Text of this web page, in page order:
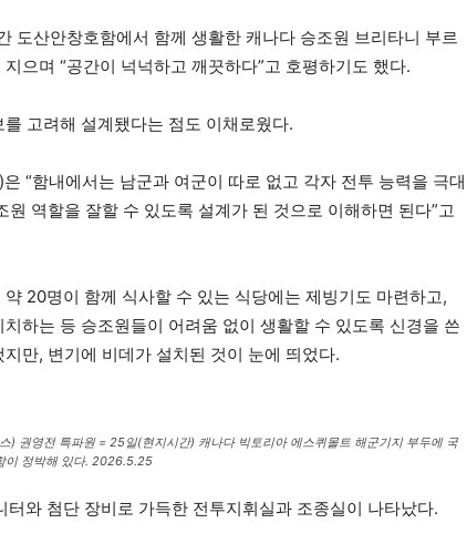
도산안창호함에서 함께 생활한 캐나다 승조원 브리타니 부르
으며 “공간이 넉넉하고 깨끗하다”고 호평하기도 했다.
고려해 설계됐다는 점도 이채로웠다.
“함내에서는 남군과 여군이 따로 없고 각자 전투 능력을 극대
원 역할을 잘할 수 있도록 설계가 된 것으로 이해하면 된다”고
20명이 함께 식사할 수 있는 식당에는 제빙기도 마련하고,
하는 등 승조원들이 어려움 없이 생활할 수 있도록 신경을 쓴
만, 변기에 비데가 설치된 것이 눈에 띄었다.
) 권영전 특파원 = 25일(현지시간) 캐나다 빅토리아 에스퀴몰트 해군기지 부두에 국
이 정박해 있다. 2026.5.25
와 첨단 장비로 가득한 전투지휘실과 조종실이 나타났다.